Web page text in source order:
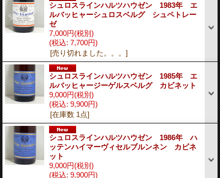
シュロスラインハルツハウゼン 1983年 エ
ルバッヒャーシュロスベルグ シュペトレー
ゼ
7,000円(税別)
(税込: 7,700円)
[売り切れました。。。]
シュロスラインハルツハウゼン 1985年 エ
ルバッヒャージーゲルスベルグ カビネット
9,000円(税別)
(税込: 9,900円)
[在庫数 1点]
シュロスラインハルツハウゼン 1986年 ハ
ッテンハイマーヴィセルブルンネン カビネ
ット
9,000円(税別)
(税込: 9,900円)